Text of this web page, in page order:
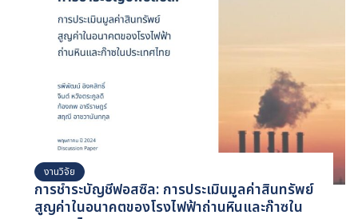
งานวิจัย
การชำระบัญชีฟอสซิล: การประเมินมูลค่าสินทรัพย์
สูญค่าในอนาคตของโรงไฟฟ้าถ่านหินและก๊าซใน